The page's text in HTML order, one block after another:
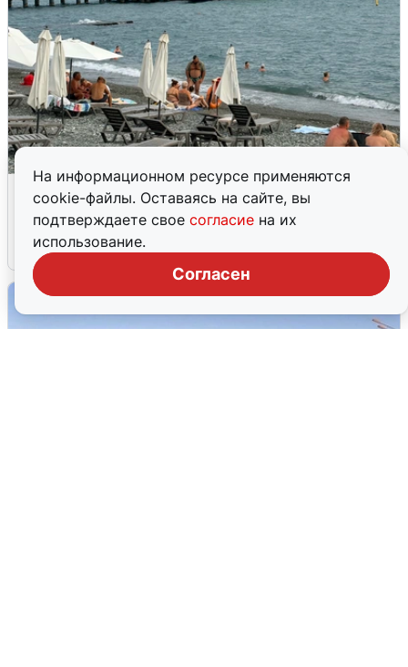
На информационном ресурсе применяются
cookie-файлы. Оставаясь на сайте, вы
подтверждаете свое согласие на их
использование.
Согласен
Жители и туристы Сочи рассказали
об атаке БПЛА 5 августа
5 августа 0